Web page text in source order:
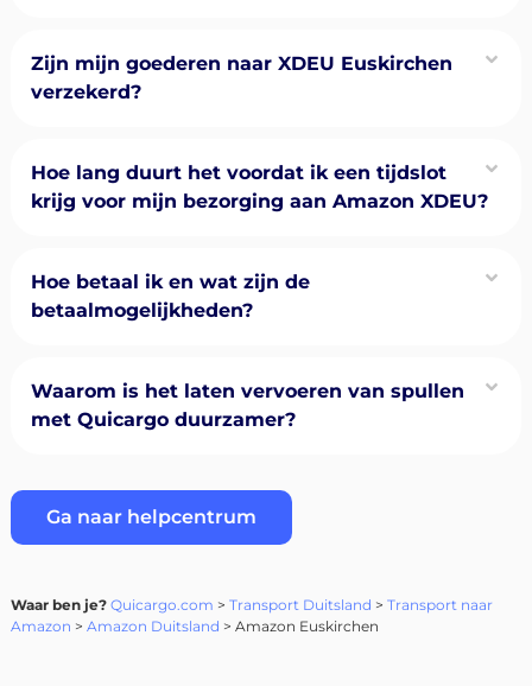
Zijn mijn goederen naar XDEU Euskirchen
verzekerd?
Hoe lang duurt het voordat ik een tijdslot
krijg voor mijn bezorging aan Amazon XDEU?
Hoe betaal ik en wat zijn de
betaalmogelijkheden?
Waarom is het laten vervoeren van spullen
met Quicargo duurzamer?
Ga naar helpcentrum
Waar ben je? Quicargo.com > Transport Duitsland > Transport naar
Amazon > Amazon Duitsland > Amazon Euskirchen